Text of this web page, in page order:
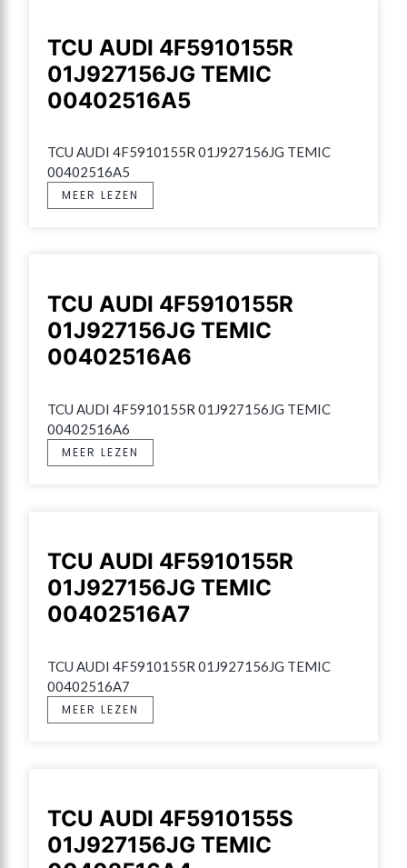
TCU AUDI 4F5910155R
01J927156JG TEMIC
00402516A5
TCU AUDI 4F5910155R 01J927156JG TEMIC
00402516A5
MEER LEZEN
TCU AUDI 4F5910155R
01J927156JG TEMIC
00402516A6
TCU AUDI 4F5910155R 01J927156JG TEMIC
00402516A6
MEER LEZEN
TCU AUDI 4F5910155R
01J927156JG TEMIC
00402516A7
TCU AUDI 4F5910155R 01J927156JG TEMIC
00402516A7
MEER LEZEN
TCU AUDI 4F5910155S
01J927156JG TEMIC